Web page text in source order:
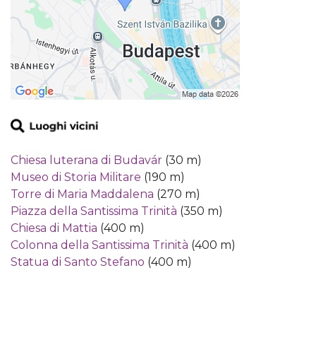
Chiesa luterana di Budavár (30 m)
Museo di Storia Militare (190 m)
Torre di Maria Maddalena (270 m)
Piazza della Santissima Trinità (350 m)
Chiesa di Mattia (400 m)
Colonna della Santissima Trinità (400 m)
Statua di Santo Stefano (400 m)